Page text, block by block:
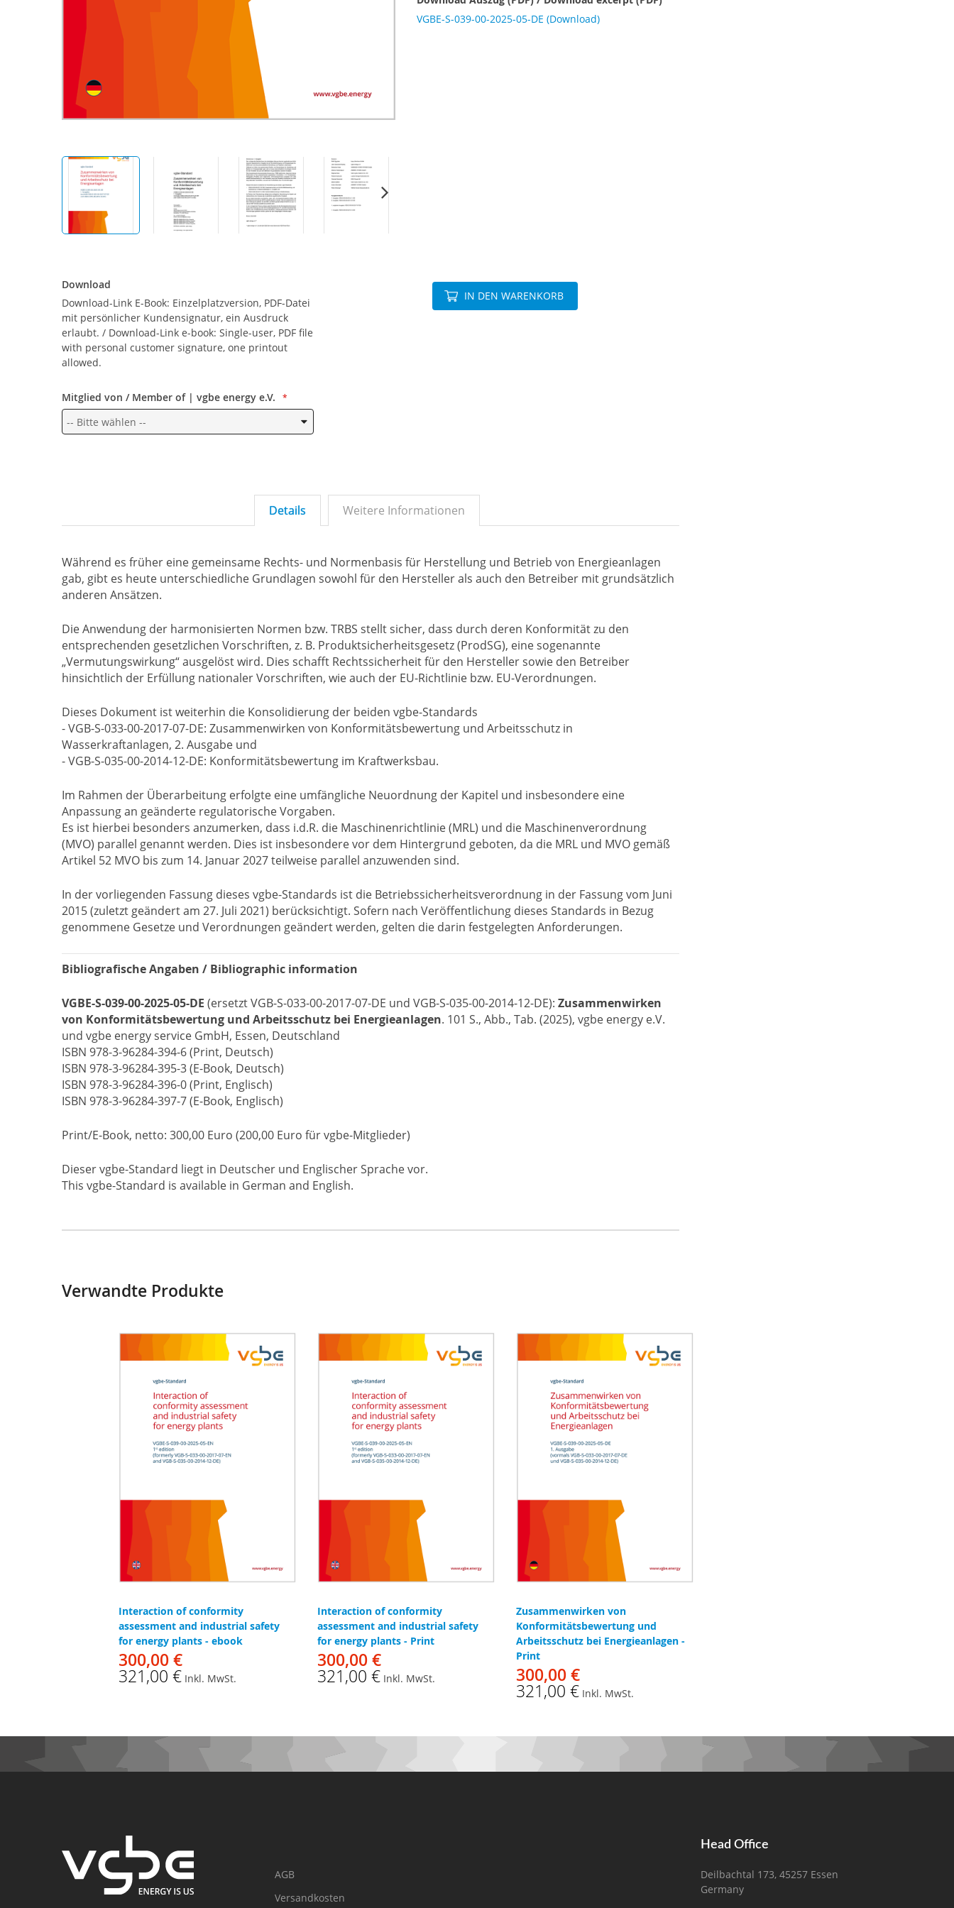
VGBE-S-039-00-2025-05-DE (Download)
Download
Download-Link E-Book: Einzelplatzversion, PDF-Datei
mit persönlicher Kundensignatur, ein Ausdruck
erlaubt. / Download-Link e-book: Single-user, PDF file
with personal customer signature, one printout
allowed.
Mitglied von / Member of | vgbe energy e.V.
IN DEN WARENKORB
Details Weitere Informationen
Während es früher eine gemeinsame Rechts- und Normenbasis für Herstellung und Betrieb von Energieanlagen
gab, gibt es heute unterschiedliche Grundlagen sowohl für den Hersteller als auch den Betreiber mit grundsätzlich
anderen Ansätzen.
Die Anwendung der harmonisierten Normen bzw. TRBS stellt sicher, dass durch deren Konformität zu den
entsprechenden gesetzlichen Vorschriften, z. B. Produktsicherheitsgesetz (ProdSG), eine sogenannte
„Vermutungswirkung“ ausgelöst wird. Dies schafft Rechtssicherheit für den Hersteller sowie den Betreiber
hinsichtlich der Erfüllung nationaler Vorschriften, wie auch der EU-Richtlinie bzw. EU-Verordnungen.
Dieses Dokument ist weiterhin die Konsolidierung der beiden vgbe-Standards
- VGB-S-033-00-2017-07-DE: Zusammenwirken von Konformitätsbewertung und Arbeitsschutz in
Wasserkraftanlagen, 2. Ausgabe und
- VGB-S-035-00-2014-12-DE: Konformitätsbewertung im Kraftwerksbau.
Im Rahmen der Überarbeitung erfolgte eine umfängliche Neuordnung der Kapitel und insbesondere eine
Anpassung an geänderte regulatorische Vorgaben.
Es ist hierbei besonders anzumerken, dass i.d.R. die Maschinenrichtlinie (MRL) und die Maschinenverordnung
(MVO) parallel genannt werden. Dies ist insbesondere vor dem Hintergrund geboten, da die MRL und MVO gemäß
Artikel 52 MVO bis zum 14. Januar 2027 teilweise parallel anzuwenden sind.
In der vorliegenden Fassung dieses vgbe-Standards ist die Betriebssicherheitsverordnung in der Fassung vom Juni
2015 (zuletzt geändert am 27. Juli 2021) berücksichtigt. Sofern nach Veröffentlichung dieses Standards in Bezug
genommene Gesetze und Verordnungen geändert werden, gelten die darin festgelegten Anforderungen.
Bibliografische Angaben / Bibliographic information
VGBE-S-039-00-2025-05-DE (ersetzt VGB-S-033-00-2017-07-DE und VGB-S-035-00-2014-12-DE): Zusammenwirken
von Konformitätsbewertung und Arbeitsschutz bei Energieanlagen. 101 S., Abb., Tab. (2025), vgbe energy e.V.
und vgbe energy service GmbH, Essen, Deutschland
ISBN 978-3-96284-394-6 (Print, Deutsch)
ISBN 978-3-96284-395-3 (E-Book, Deutsch)
ISBN 978-3-96284-396-0 (Print, Englisch)
ISBN 978-3-96284-397-7 (E-Book, Englisch)
Print/E-Book, netto: 300,00 Euro (200,00 Euro für vgbe-Mitglieder)
Dieser vgbe-Standard liegt in Deutscher und Englischer Sprache vor.
This vgbe-Standard is available in German and English.
Verwandte Produkte
Interaction of conformity
assessment and industrial safety
for energy plants - ebook
300,00 €
321,00 € Inkl. MwSt.
Interaction of conformity
assessment and industrial safety
for energy plants - Print
300,00 €
321,00 € Inkl. MwSt.
Zusammenwirken von
Konformitätsbewertung und
Arbeitsschutz bei Energieanlagen -
Print
300,00 €
321,00 € Inkl. MwSt.
AGB
Versandkosten
Head Office
Deilbachtal 173, 45257 Essen
Germany